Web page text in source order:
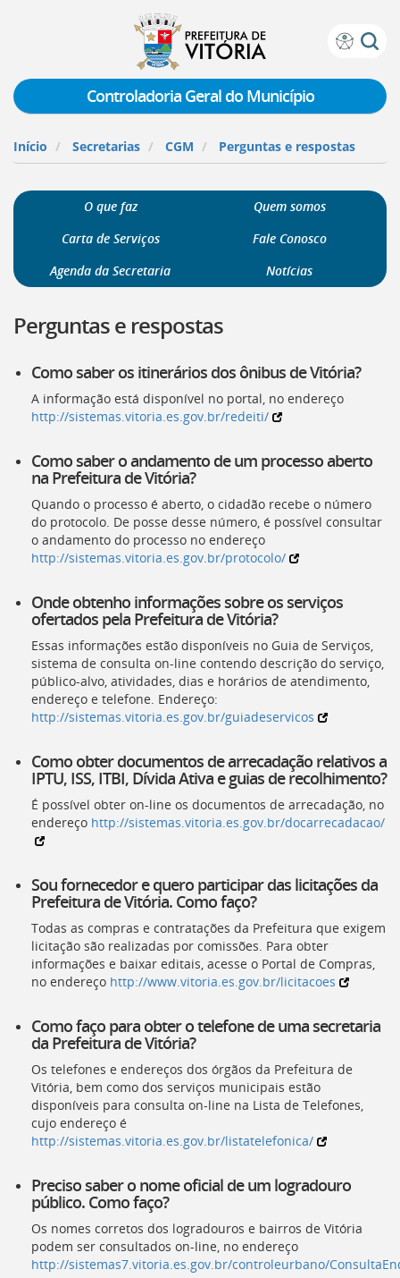
Prefeitura
Vitória
teclado:
para
a
instruções
Ir
a
página
do
Portal
[]
o
Portal
de
Serviços
[]
Ir
lista
de
secretarias
[]
Ir
para
a
de
legislação
[]
Ir
para
a
de
notícias
[]
Ir
para
o
conteúdo
página
[]
para
a
busca
[]
Voltar
o
início
menu
[]
Controladoria Geral do Município
Início Secretarias CGM Perguntas e respostas
O que faz
Quem somos
Carta de Serviços
Fale Conosco
Agenda da Secretaria
Notícias
Perguntas e respostas
Como saber os itinerários dos ônibus de Vitória?
A informação está disponível no portal, no endereço
http://sistemas.vitoria.es.gov.br/redeiti/
Como saber o andamento de um processo aberto
na Prefeitura de Vitória?
Quando o processo é aberto, o cidadão recebe o número
do protocolo. De posse desse número, é possível consultar
o andamento do processo no endereço
http://sistemas.vitoria.es.gov.br/protocolo/
Onde obtenho informações sobre os serviços
ofertados pela Prefeitura de Vitória?
Essas informações estão disponíveis no Guia de Serviços,
sistema de consulta on-line contendo descrição do serviço,
público-alvo, atividades, dias e horários de atendimento,
endereço e telefone. Endereço:
http://sistemas.vitoria.es.gov.br/guiadeservicos
Como obter documentos de arrecadação relativos a
IPTU, ISS, ITBI, Dívida Ativa e guias de recolhimento?
É possível obter on-line os documentos de arrecadação, no
endereço http://sistemas.vitoria.es.gov.br/docarrecadacao/
Sou fornecedor e quero participar das licitações da
Prefeitura de Vitória. Como faço?
Todas as compras e contratações da Prefeitura que exigem
licitação são realizadas por comissões. Para obter
informações e baixar editais, acesse o Portal de Compras,
no endereço http://www.vitoria.es.gov.br/licitacoes
Como faço para obter o telefone de uma secretaria
da Prefeitura de Vitória?
Os telefones e endereços dos órgãos da Prefeitura de
Vitória, bem como dos serviços municipais estão
disponíveis para consulta on-line na Lista de Telefones,
cujo endereço é
http://sistemas.vitoria.es.gov.br/listatelefonica/
Preciso saber o nome oficial de um logradouro
público. Como faço?
Os nomes corretos dos logradouros e bairros de Vitória
podem ser consultados on-line, no endereço
http://sistemas7.vitoria.es.gov.br/controleurbano/